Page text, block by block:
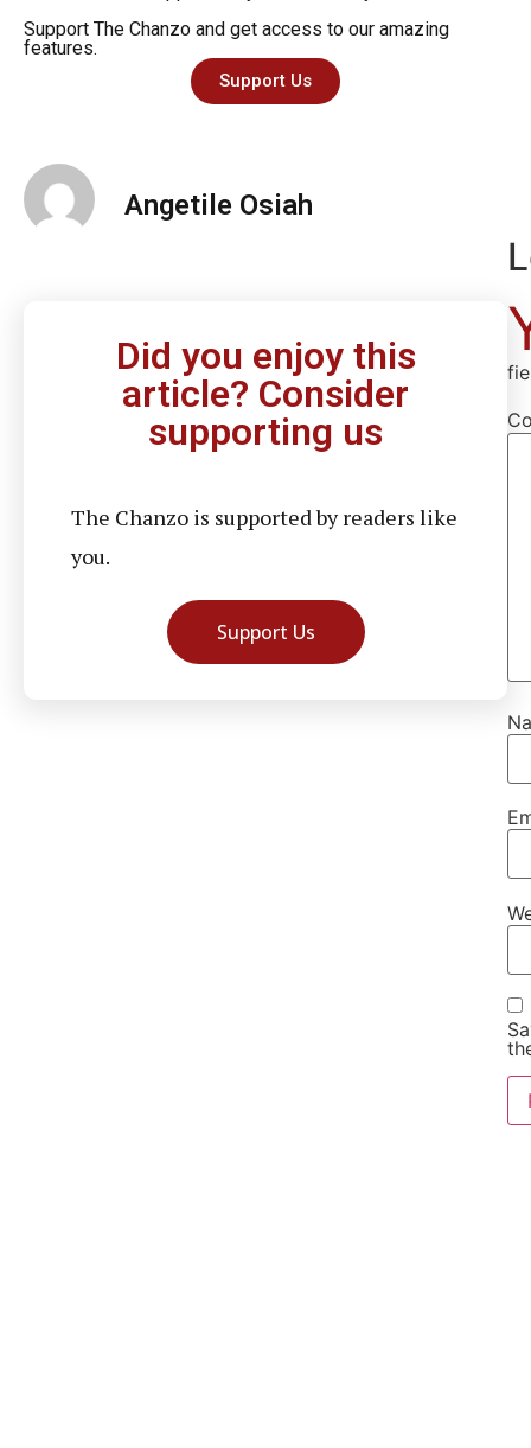
Support The Chanzo and get access to our amazing
features.
Support Us
Angetile Osiah
Did you enjoy this
article? Consider
supporting us
The Chanzo is supported by readers like
you.
Support Us